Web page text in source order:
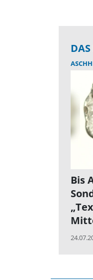
Bis